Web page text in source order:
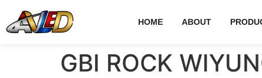
HOME ABOUT
GBI ROCK